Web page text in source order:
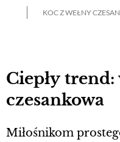
KOC Z WEŁNY
Ciepły trend:
czesankowa
Miłośnikom